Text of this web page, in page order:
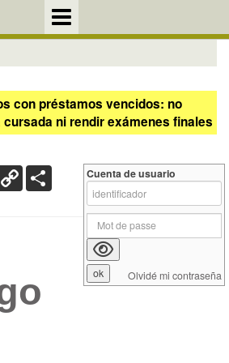
con préstamos vencidos: no
ni rendir exámenes finales
Copy
Link
Cuenta de usuario
Olvidé mi contraseña